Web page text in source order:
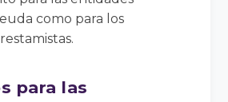
como para los
para las